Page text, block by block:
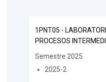
1PNT05 -
PROCESOS
Semestre 2025
2025-2